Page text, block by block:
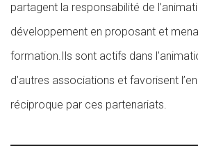
partagent la responsabilité de
développement en proposant et
formation.Ils sont actifs dans
d’autres associations et favorisent
réciproque par ces partenariats.